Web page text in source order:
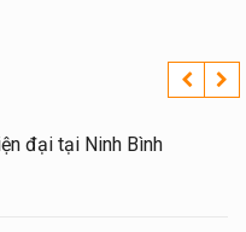
Mộ granite đẹp – hiện đại